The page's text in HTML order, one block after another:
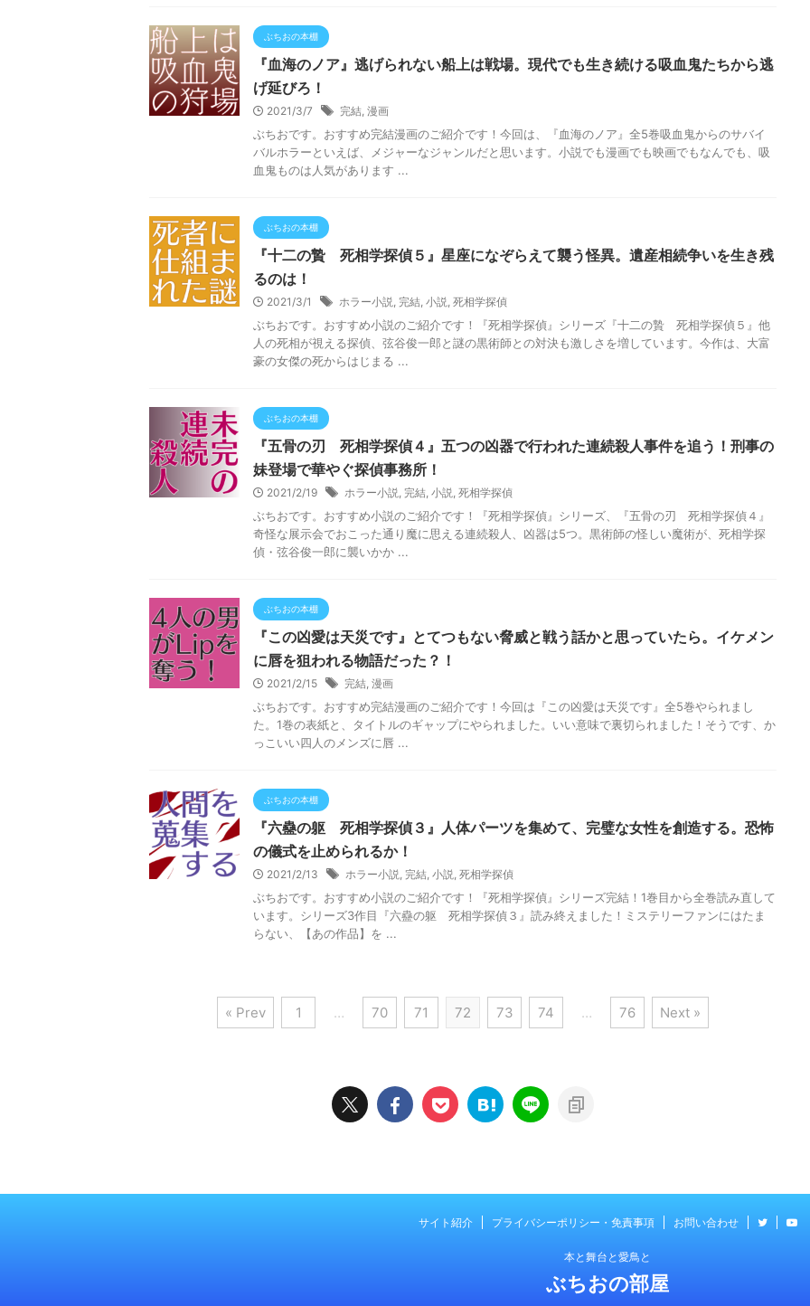
ぶちおの本棚
『血海のノア』逃げられない船上は戦場。現代でも生き続ける吸血鬼たちから逃
げ延びろ！
2021/3/7 完結, 漫画
ぶちおです。おすすめ完結漫画のご紹介です！今回は、『血海のノア』全5巻吸血鬼からのサバイ
バルホラーといえば、メジャーなジャンルだと思います。小説でも漫画でも映画でもなんでも、吸
血鬼ものは人気があります ...
ぶちおの本棚
『十二の贄 死相学探偵５』星座になぞらえて襲う怪異。遺産相続争いを生き残
るのは！
2021/3/1 ホラー小説, 完結, 小説, 死相学探偵
ぶちおです。おすすめ小説のご紹介です！『死相学探偵』シリーズ『十二の贄 死相学探偵５』他
人の死相が視える探偵、弦谷俊一郎と謎の黒術師との対決も激しさを増しています。今作は、大富
豪の女傑の死からはじまる ...
ぶちおの本棚
『五骨の刃 死相学探偵４』五つの凶器で行われた連続殺人事件を追う！刑事の
妹登場で華やぐ探偵事務所！
2021/2/19 ホラー小説, 完結, 小説, 死相学探偵
ぶちおです。おすすめ小説のご紹介です！『死相学探偵』シリーズ、『五骨の刃 死相学探偵４』
奇怪な展示会でおこった通り魔に思える連続殺人、凶器は5つ。黒術師の怪しい魔術が、死相学探
偵・弦谷俊一郎に襲いかか ...
ぶちおの本棚
『この凶愛は天災です』とてつもない脅威と戦う話かと思っていたら。イケメン
に唇を狙われる物語だった？！
2021/2/15 完結, 漫画
ぶちおです。おすすめ完結漫画のご紹介です！今回は『この凶愛は天災です』全5巻やられまし
た。1巻の表紙と、タイトルのギャップにやられました。いい意味で裏切られました！そうです、か
っこいい四人のメンズに唇 ...
ぶちおの本棚
『六蠱の躯 死相学探偵３』人体パーツを集めて、完璧な女性を創造する。恐怖
の儀式を止められるか！
2021/2/13 ホラー小説, 完結, 小説, 死相学探偵
ぶちおです。おすすめ小説のご紹介です！『死相学探偵』シリーズ完結！1巻目から全巻読み直して
います。シリーズ3作目『六蠱の躯 死相学探偵３』読み終えました！ミステリーファンにはたま
らない、【あの作品】を ...
« Prev 1 … 70 71 72 73 74 … 76 Next »
サイト紹介 プライバシーポリシー・免責事項 お問い合わせ
本と舞台と愛鳥と
ぶちおの部屋